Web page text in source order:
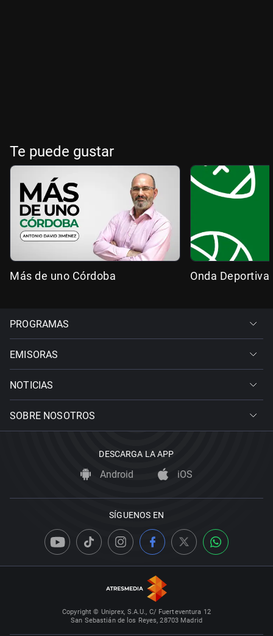
Te puede gustar
Más de uno Córdoba Onda Deportiva
PROGRAMAS
EMISORAS
NOTICIAS
SOBRE NOSOTROS
DESCARGA LA APP
Android iOS
SÍGUENOS EN
Copyright © Uniprex, S.A.U., C/ Fuerteventura 12
San Sebastián de los Reyes, 28703 Madrid